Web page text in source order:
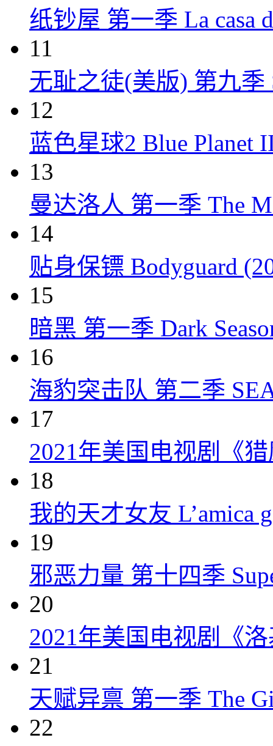
纸钞屋 第一季 La casa
11
无耻之徒(美版) 第九季
12
蓝色星球2 Blue Planet
13
曼达洛人 第一季 The
14
贴身保镖 Bodyguard
15
暗黑 第一季 Dark
16
海豹突击队 第二季
17
2021年美国电视剧《
18
我的天才女友 L’amica
19
邪恶力量 第十四季
20
2021年美国电视剧《
21
天赋异禀 第一季 The
22